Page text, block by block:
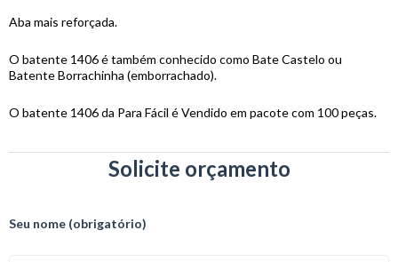
Aba mais reforçada.
O batente 1406 é também conhecido como Bate Castelo ou
Batente Borrachinha (emborrachado).
O batente 1406 da Para Fácil é Vendido em pacote com 100 peças.
Solicite orçamento
Seu nome (obrigatório)